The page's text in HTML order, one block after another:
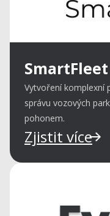
SmartFleet
Vytvoření komplexní
správu vozových
pohonem.
Zjistit více